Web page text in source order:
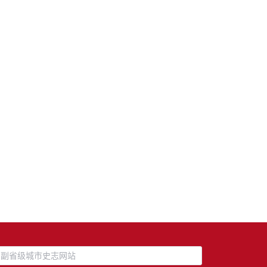
副省级城市史志网站